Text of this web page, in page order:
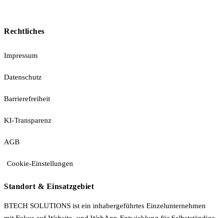
Rechtliches
Impressum
Datenschutz
Barrierefreiheit
KI-Transparenz
AGB
Cookie-Einstellungen
Standort & Einsatzgebiet
BTECH SOLUTIONS ist ein inhabergeführtes Einzelunternehmen